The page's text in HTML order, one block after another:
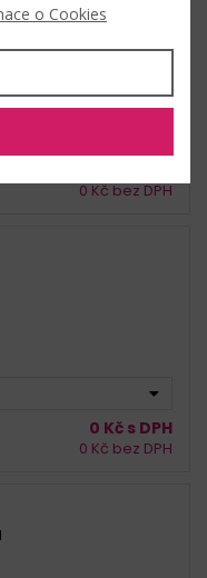
0Kč bez DPH
0 Kč s DPH
0 Kč bez DPH
o Cookies